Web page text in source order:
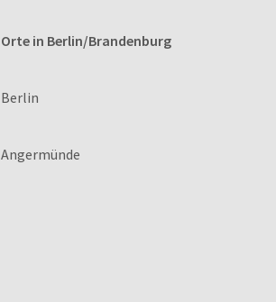
Orte in Berlin/Brandenburg
Berlin
Angermünde